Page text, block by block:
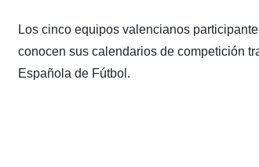
Los cinco equipos valencianos
conocen sus calendarios de competición
Española de Fútbol.